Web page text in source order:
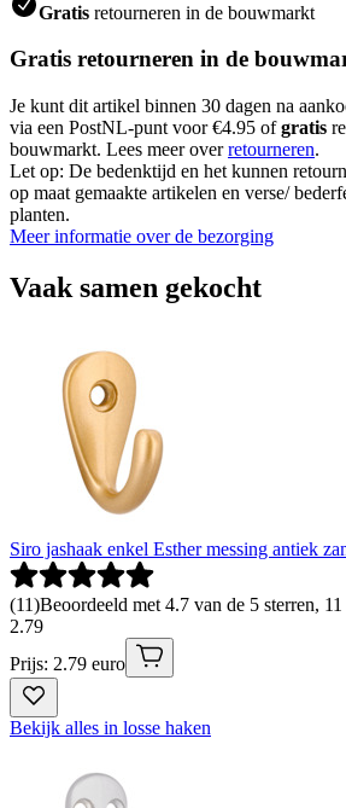
Gratis retourneren in de bouwmarkt
Gratis retourneren in de
Je kunt dit artikel binnen 30 dagen na
via een PostNL-punt voor €4.95 ofgratis
bouwmarkt. Lees meer overretourneren.
Let op: De bedenktijd en het kunnen
op maat gemaakte artikelen en verse/
planten.
Meer informatie over de bezorging
Vaak samen gekocht
Siro jashaak enkel Esther messing antiek
(11)Beoordeeld met 4.7 van de 5 sterren,
2.79
Prijs: 2.79 euro
Bekijk alles in losse haken